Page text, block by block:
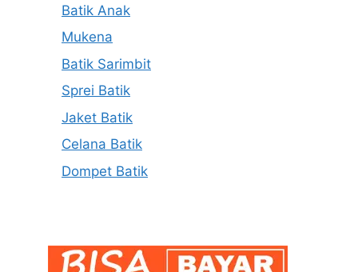
Batik Anak
Mukena
Batik Sarimbit
Sprei Batik
Jaket Batik
Celana Batik
Dompet Batik